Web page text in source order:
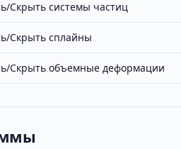
Скрыть системы частиц
Скрыть сплайны
Скрыть объемные деформации